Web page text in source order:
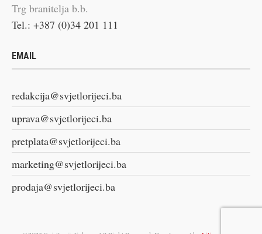
Trg branitelja b.b.
Tel.: +387 (0)34 201 111
EMAIL
redakcija@svjetlorijeci.ba
uprava@svjetlorijeci.ba
pretplata@svjetlorijeci.ba
marketing@svjetlorijeci.ba
prodaja@svjetlorijeci.ba